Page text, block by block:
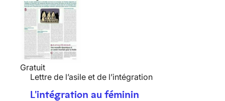
Gratuit
Lettre de l’asile et de l’intégration
L'intégration au féminin